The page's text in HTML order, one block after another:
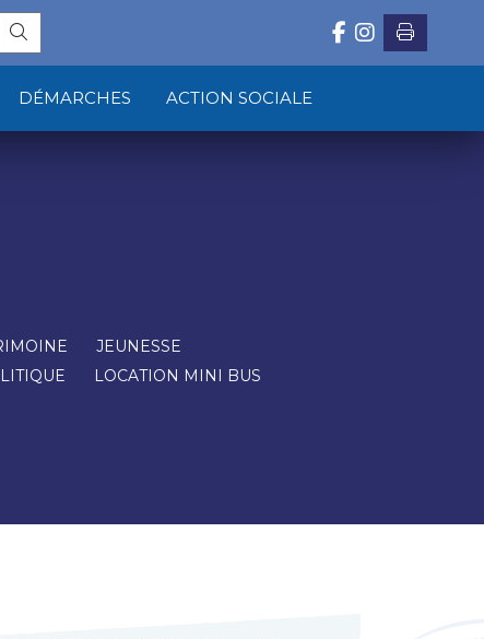
DÉMARCHES ACTION SOCIALE
JEUNESSE
LOCATION MINI BUS